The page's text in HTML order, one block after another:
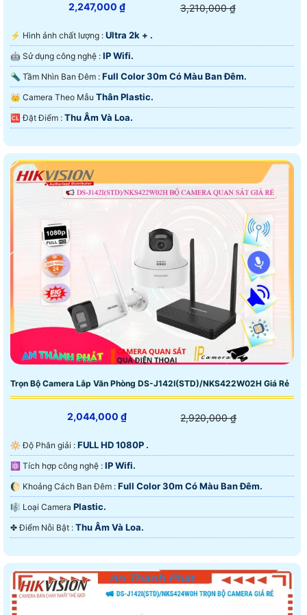
2,247,000 ₫ 3,210,000 ₫
️⚡ Hình ảnh chất lượng : Ultra 2k + .
🤖️ Sử dụng công nghệ : IP Wifi.
🔦 Tầm Nhìn Ban Đêm : Full Color 30m Có Màu Ban Ðêm.
👑 Camera Theo Mẫu Thân Plastic.
️🆑 Đặt Điểm : Thu Âm Và Loa.
Trọn Bộ Camera Lắp Văn Phòng DS-J142I(STD)/NKS422W02H Giá Rẻ
2,044,000 ₫ 2,920,000 ₫
🔆 Độ Phân giải : FULL HD 1080P .
⚛️ Tích hợp công nghệ : IP Wifi.
🌔 Khoảng Cách Ban Đêm : Full Color 30m Có Màu Ban Ðêm.
🎼️ Loại Camera Plastic.
️✤ Điểm Nỗi Bật : Thu Âm Và Loa.